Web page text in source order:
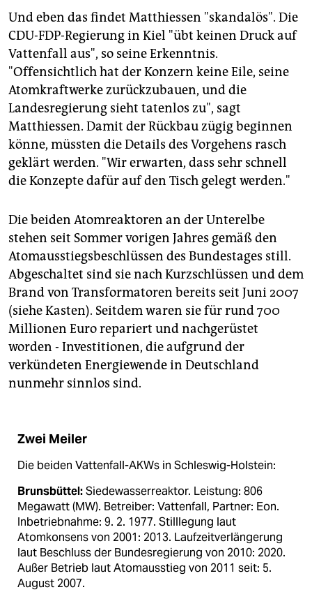
Und eben das findet Matthiessen "skandalös". Die
CDU-FDP-Regierung in Kiel "übt keinen Druck auf
Vattenfall aus", so seine Erkenntnis.
"Offensichtlich hat der Konzern keine Eile, seine
Atomkraftwerke zurückzubauen, und die
Landesregierung sieht tatenlos zu", sagt
Matthiessen. Damit der Rückbau zügig beginnen
könne, müssten die Details des Vorgehens rasch
geklärt werden. "Wir erwarten, dass sehr schnell
die Konzepte dafür auf den Tisch gelegt werden."
Die beiden Atomreaktoren an der Unterelbe
stehen seit Sommer vorigen Jahres gemäß den
Atomausstiegsbeschlüssen des Bundestages still.
Abgeschaltet sind sie nach Kurzschlüssen und dem
Brand von Transformatoren bereits seit Juni 2007
(siehe Kasten). Seitdem waren sie für rund 700
Millionen Euro repariert und nachgerüstet
worden - Investitionen, die aufgrund der
verkündeten Energiewende in Deutschland
nunmehr sinnlos sind.
Zwei Meiler
Die beiden Vattenfall-AKWs in Schleswig-Holstein:
Brunsbüttel:Siedewasserreaktor. Leistung: 806
Megawatt (MW). Betreiber: Vattenfall, Partner: Eon.
Inbetriebnahme: 9. 2. 1977. Stilllegung laut
Atomkonsens von 2001: 2013. Laufzeitverlängerung
laut Beschluss der Bundesregierung von 2010: 2020.
Außer Betrieb laut Atomausstieg von 2011 seit: 5.
August 2007.